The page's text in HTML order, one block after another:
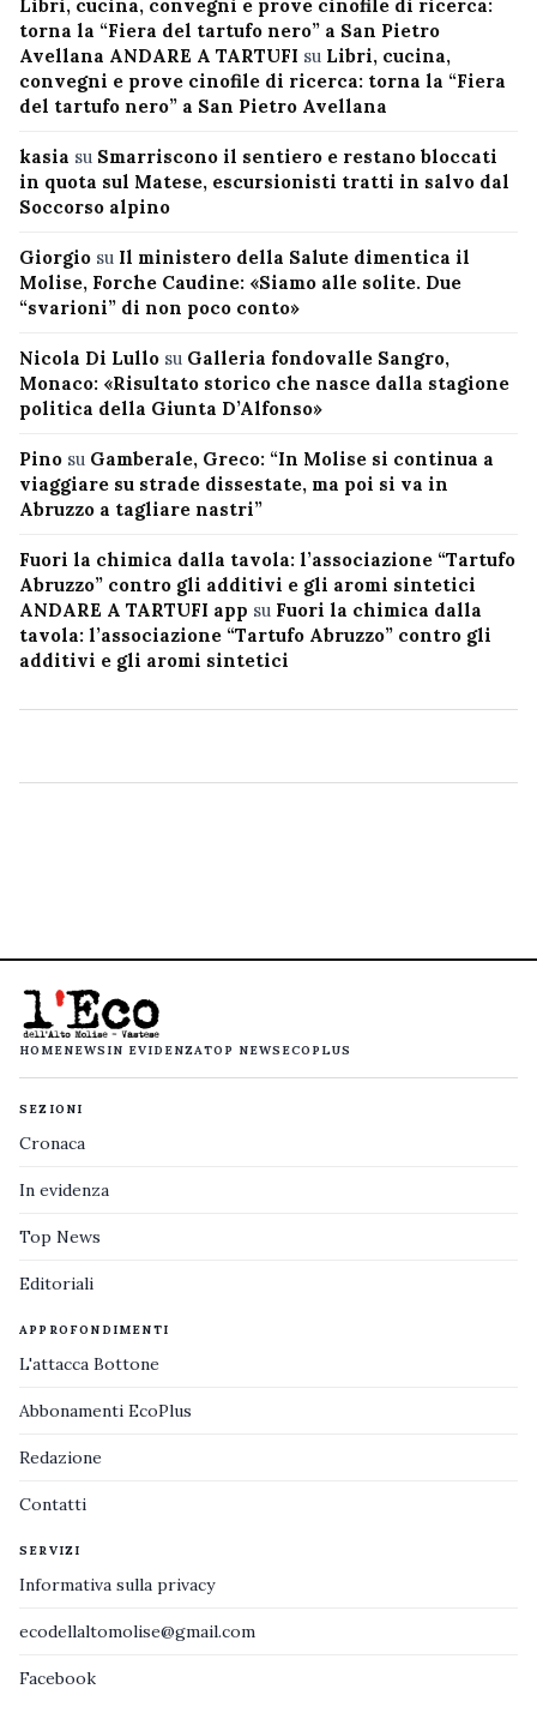
Libri, cucina, convegni e prove cinofile di ricerca:
torna la “Fiera del tartufo nero” a San Pietro
Avellana ANDARE A TARTUFI su Libri, cucina,
convegni e prove cinofile di ricerca: torna la “Fiera
del tartufo nero” a San Pietro Avellana
kasia su Smarriscono il sentiero e restano bloccati
in quota sul Matese, escursionisti tratti in salvo dal
Soccorso alpino
Giorgio su Il ministero della Salute dimentica il
Molise, Forche Caudine: «Siamo alle solite. Due
“svarioni” di non poco conto»
Nicola Di Lullo su Galleria fondovalle Sangro,
Monaco: «Risultato storico che nasce dalla stagione
politica della Giunta D’Alfonso»
Pino su Gamberale, Greco: “In Molise si continua a
viaggiare su strade dissestate, ma poi si va in
Abruzzo a tagliare nastri”
Fuori la chimica dalla tavola: l’associazione “Tartufo
Abruzzo” contro gli additivi e gli aromi sintetici
ANDARE A TARTUFI app su Fuori la chimica dalla
tavola: l’associazione “Tartufo Abruzzo” contro gli
additivi e gli aromi sintetici
HOMENEWS IN EVIDENZATOP NEWS ECOPLUS
SEZIONI
Cronaca
In evidenza
Top News
Editoriali
APPROFONDIMENTI
L'attacca Bottone
Abbonamenti EcoPlus
Redazione
Contatti
SERVIZI
Informativa sulla privacy
ecodellaltomolise@gmail.com
Facebook